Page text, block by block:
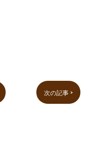
次の記事 >